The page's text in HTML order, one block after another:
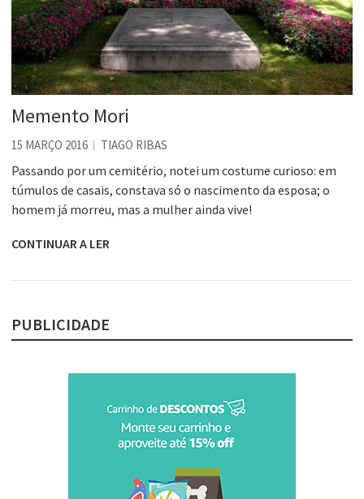
Memento Mori
15 MARÇO 2016 TIAGO RIBAS
Passando por um cemitério, notei um costume curioso: em
túmulos de casais, constava só o nascimento da esposa; o
homem já morreu, mas a mulher ainda vive!
CONTINUAR A LER
PUBLICIDADE